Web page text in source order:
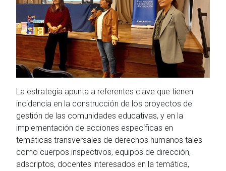
La estrategia apunta a referentes clave que tienen
incidencia en la construcción de los proyectos de
gestión de las comunidades educativas, y en la
implementación de acciones específicas en
temáticas transversales de derechos humanos tales
como cuerpos inspectivos, equipos de dirección,
adscriptos, docentes interesados en la temática,